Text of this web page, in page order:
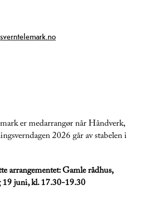
er medarrangør når Håndverk,
2026 går av stabelen i
arrangementet: Gamle rådhus,
19 juni, kl. 17.30-19.30